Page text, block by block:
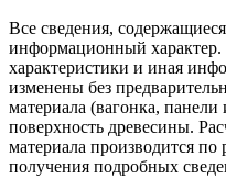
Все сведения,
информационный
характеристики и иная
изменены без
материала (вагонка,
поверхность древесины.
материала производится
получения подробных